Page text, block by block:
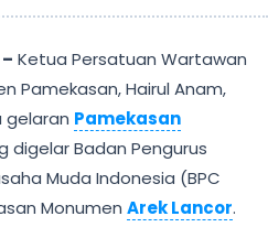
– Ketua Persatuan Wartawan
Pamekasan, Hairul Anam,
gelaran Pamekasan
digelar Badan Pengurus
Muda Indonesia (BPC
Monumen Arek Lancor.